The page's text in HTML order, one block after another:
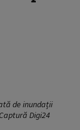
de inundații
Digi24